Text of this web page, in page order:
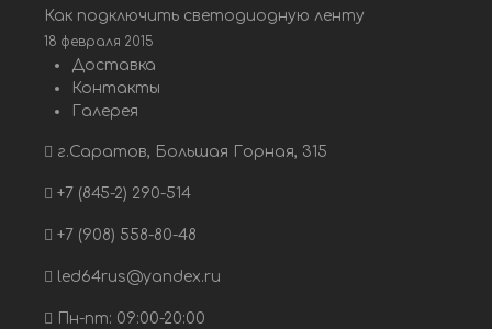
Как подключить светодиодную ленту
18 февраля 2015
Доставка
Контакты
Галерея
г.Саратов, Большая Горная, 315
+7 (845-2) 290-514
+7 (908) 558-80-48
led64rus@yandex.ru
Пн-пт: 09:00-20:00